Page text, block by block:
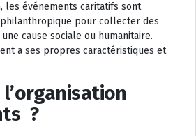
les événements caritatifs sont
pour collecter des
cause sociale ou humanitaire.
a ses propres caractéristiques et
?